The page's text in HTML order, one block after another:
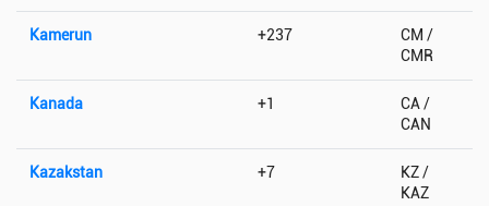
Kamerun +237
CM /
CMR
Kanada +1
CA /
CAN
Kazakstan +7
KZ /
KAZ